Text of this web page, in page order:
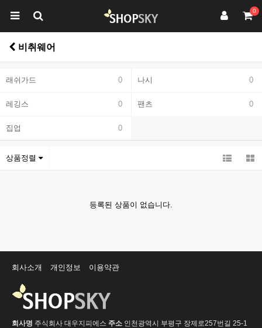
0
비취웨어
래쉬가드 0 나시 0
레깅스 0 팬츠 0
집업 0
상품정렬
등록된 상품이 없습니다.
회사소개 개인정보 이용약관
회사명 주식회사 대우지피에스 주소 인천광역시 부평구 장제로257번길 25-1